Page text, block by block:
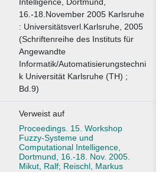
Intelligence, Dortmund,
16.-18.November 2005 Karlsruhe
: Universitätsverl.Karlsruhe, 2005
(Schriftenreihe des Instituts für
Angewandte
Informatik/Automatisierungstechni
k Universität Karlsruhe (TH) ;
Bd.9)
Verweist auf
Proceedings. 15. Workshop
Fuzzy-Systeme und
Computational Intelligence,
Dortmund, 16.-18. Nov. 2005.
Mikut, Ralf; Reischl, Markus